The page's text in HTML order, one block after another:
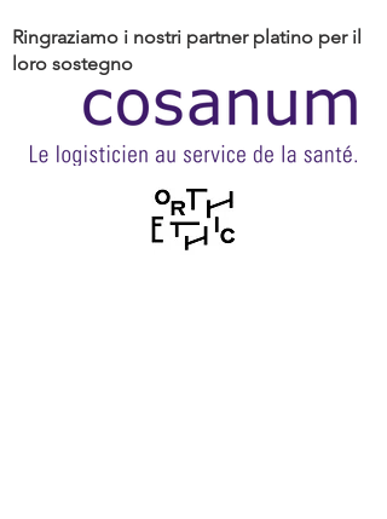
Ringraziamo i nostri partner platino per il
loro sostegno